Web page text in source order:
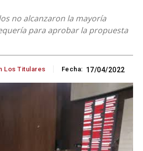
no alcanzaron la mayoría
para aprobar la propuesta
Los Titulares Fecha: 17/04/2022